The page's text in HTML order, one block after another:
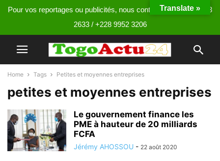
Pour vos reportages ou publicités, nous contacter au +228 9013
2633 / +228 9952 3206
Home Tags Petites et moyennes entreprises
petites et moyennes entreprises
Le gouvernement finance les
PME à hauteur de 20 milliards
FCFA
Jérémy AHOSSOU - 22 août 2020
Translate »